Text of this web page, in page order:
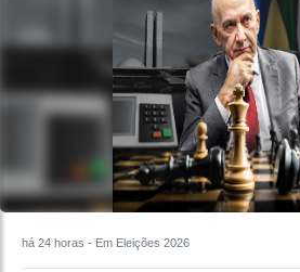
há 24 horas - Em Eleições 2026